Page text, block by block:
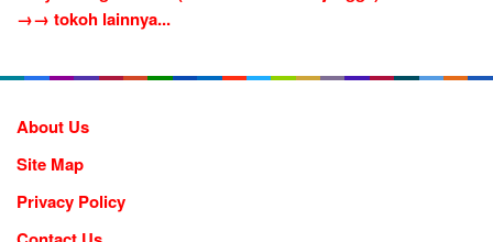
→→ tokoh lainnya...
About Us
Site Map
Privacy Policy